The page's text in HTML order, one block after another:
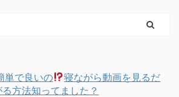
単で良いの
寝ながら動画を見るだ
方法知ってました？